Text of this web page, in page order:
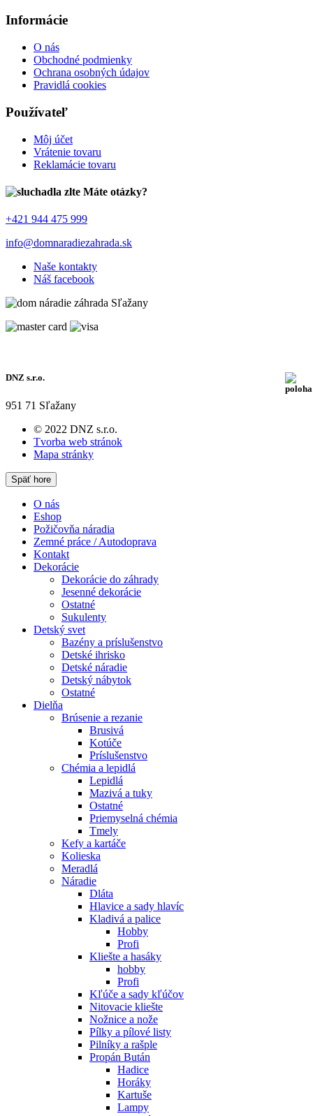
Informácie
O nás
Obchodné podmienky
Ochrana osobných údajov
Pravidlá cookies
Používateľ
Môj účet
Vrátenie tovaru
Reklamácie tovaru
Máte otázky?
+421 944 475 999
info@domnaradiezahrada.sk
Naše kontakty
Náš facebook
DNZ s.r.o.
951 71 Sľažany
© 2022 DNZ s.r.o.
Tvorba web stránok
Mapa stránky
Späť hore
O nás
Eshop
Požičovňa náradia
Zemné práce / Autodoprava
Kontakt
Dekorácie
Dekorácie do záhrady
Jesenné dekorácie
Ostatné
Sukulenty
Detský svet
Bazény a príslušenstvo
Detské ihrisko
Detské náradie
Detský nábytok
Ostatné
Dielňa
Brúsenie a rezanie
Brusivá
Kotúče
Príslušenstvo
Chémia a lepidlá
Lepidlá
Mazivá a tuky
Ostatné
Priemyselná chémia
Tmely
Kefy a kartáče
Kolieska
Meradlá
Náradie
Dláta
Hlavice a sady hlavíc
Kladivá a palice
Hobby
Profi
Kliešte a hasáky
hobby
Profi
Kľúče a sady kľúčov
Nitovacie kliešte
Nožnice a nože
Pílky a pílové listy
Pilníky a rašple
Propán Bután
Hadice
Horáky
Kartuše
Lampy